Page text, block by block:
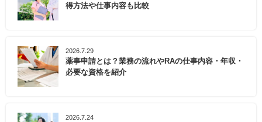
得方法や仕事内容も比較
2026.7.29
薬事申請とは？業務の流れやRAの仕事内容・年収・
必要な資格を紹介
2026.7.24